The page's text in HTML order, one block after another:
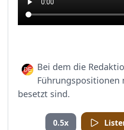
Bei dem die
Führungspositionen
besetzt sind.
0.5x